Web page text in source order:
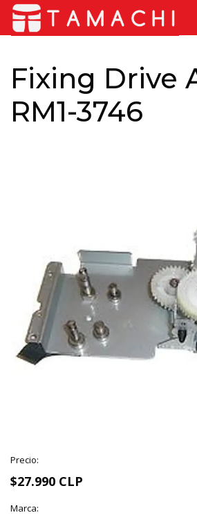
Fixing Drive
RM1-3746
Precio:
$27.990 CLP
Marca: